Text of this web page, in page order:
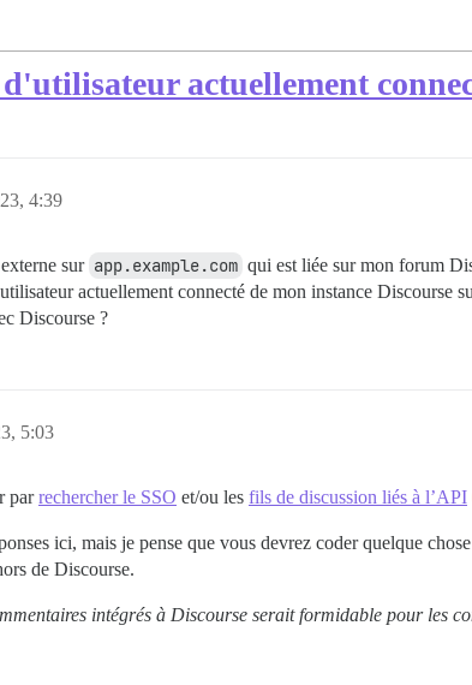
actuellement
4:39
sur app.example.com qui est liée sur mon forum
actuellement connecté de mon instance
Discourse ?
5:03
parrechercher le SSO et/ou les fils de discussion liés à l’API
ici, mais je pense que vous devrez coder quelque
de Discourse.
intégrés à Discourse serait formidable pour les